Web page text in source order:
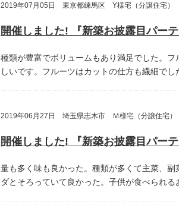
2019年07月05日 東京都練馬区 Y様宅（分譲住宅）
種類が豊富でボリュームもあり満足でした。フ
しいです。フルーツはカットの仕方も繊細でし
2019年06月27日 埼玉県志木市 Ｍ様宅（分譲住宅）
量も多く味も良かった。種類が多くて主菜、副
ダとそろっていて良かった。子供が食べられる